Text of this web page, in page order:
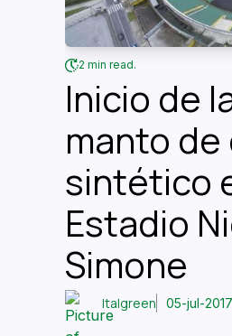
2 min read.
Inicio de
manto
sintético
Estadio
Simone
Italgreen 05-jul-